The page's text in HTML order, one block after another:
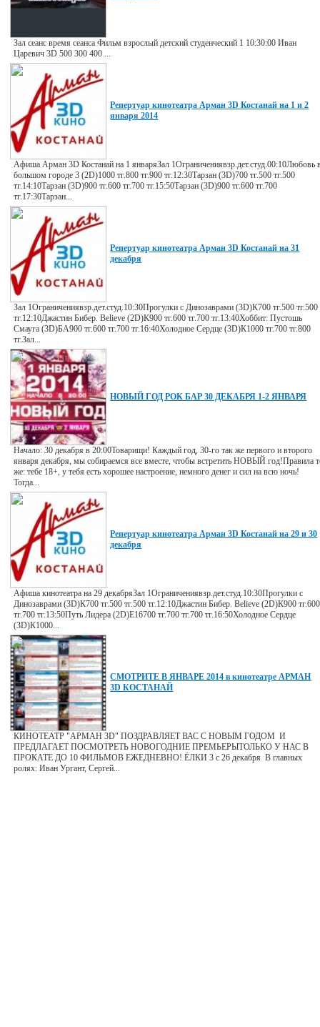
Зал сеанс время сеанса Фильм взрослый детский студенческий 1 10:30:00 Иван
Царевич 3D 500 300 400 ...
Репертуар кинотеатра Арман 3D Костанай на 1 и 2
января 2014
Афиша Арман 3D Костанай на 1 январяЗал 1Ограничениявзр.дет.студ.00:10Любовь
большом городе 3 (2D)1000 тг.800 тг.900 тг.12:30Тарзан (3D)700 тг.500 тг.500
тг.14:10Тарзан (3D)900 тг.600 тг.700 тг.15:50Тарзан (3D)900 тг.600 тг.700
тг.17:30Тарзан...
Репертуар кинотеатра Арман 3D Костанай на 31
декабря
Зал 1Ограничениявзр.дет.студ.10:30Прогулки с Динозаврами (3D)К700 тг.500 тг.500
тг.12:10Джастин Бибер. Believe (2D)К900 тг.600 тг.700 тг.13:40Хоббит: Пустошь
Смауга (3D)БА900 тг.600 тг.700 тг.16:40Холодное Сердце (3D)К1000 тг.700 тг.800
тг.Зал...
НОВЫЙ ГОД РОК БАР 30 ДЕКАБРЯ 1-2 ЯНВАРЯ
Начало: 30 декабря в 20:00Товарищи! Каждый год, 30-го так же первого и второго
января декабря, мы собираемся все вместе, чтобы встретить НОВЫЙ год!Правила
же: тебе 18+, у тебя есть хорошее настроение, немного денег и сил на всю ночь!
Тогда...
Репертуар кинотеатра Арман 3D Костанай на 29 и 30
декабря
Афиша кинотеатра на 29 декабряЗал 1Ограничениявзр.дет.студ.10:30Прогулки с
Динозаврами (3D)К700 тг.500 тг.500 тг.12:10Джастин Бибер. Believe (2D)К900 тг.600
тг.700 тг.13:50Путь Лидера (2D)E16700 тг.700 тг.700 тг.16:50Холодное Сердце
(3D)К1000...
СМОТРИТЕ В ЯНВАРЕ 2014 в кинотеатре АРМАН
3D КОСТАНАЙ
КИНОТЕАТР "АРМАН 3D" ПОЗДРАВЛЯЕТ ВАС С НОВЫМ ГОДОМ И
ПРЕДЛАГАЕТ ПОСМОТРЕТЬ НОВОГОДНИЕ ПРЕМЬЕРЫТОЛЬКО У НАС В
ПРОКАТЕ ДО 10 ФИЛЬМОВ ЕЖЕДНЕВНО! ЁЛКИ 3 с 26 декабря В главных
ролях: Иван Ургант, Сергей...